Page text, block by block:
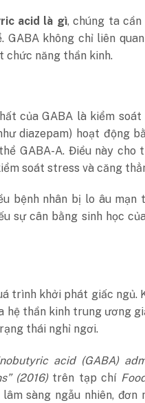
acid là gì, chúng ta
không chỉ liên
chức năng thần kinh.
của GABA là kiểm soát
diazepam) hoạt động
GABA-A. Điều này cho
soát stress và căng
bệnh nhân bị lo âu mạn
sự cân bằng sinh học
trình khởi phát giấc ngủ.
hệ thần kinh trung ương
thái nghỉ ngơi.
acid (GABA)
(2016)trên tạp chí
sàng ngẫu nhiên, đơn